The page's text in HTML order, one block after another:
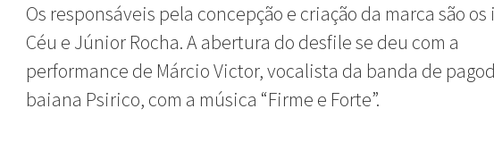
Os responsáveis pela concepção e criação da marca são os
Céu e Júnior Rocha. A abertura do desfile se deu com a
performance de Márcio Victor, vocalista da banda de
baiana Psirico, com a música “Firme e Forte”.